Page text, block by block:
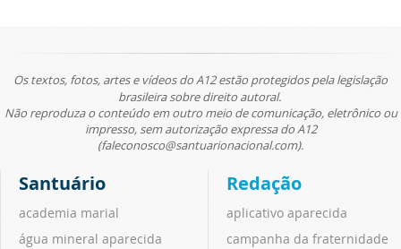
Os textos, fotos, artes e vídeos do A12 estão protegidos pela legislação
brasileira sobre direito autoral.
Não reproduza o conteúdo em outro meio de comunicação, eletrônico ou
impresso, sem autorização expressa do A12
(faleconosco@santuarionacional.com).
Santuário
academia marial
água mineral aparecida
Redação
aplicativo aparecida
campanha da fraternidade